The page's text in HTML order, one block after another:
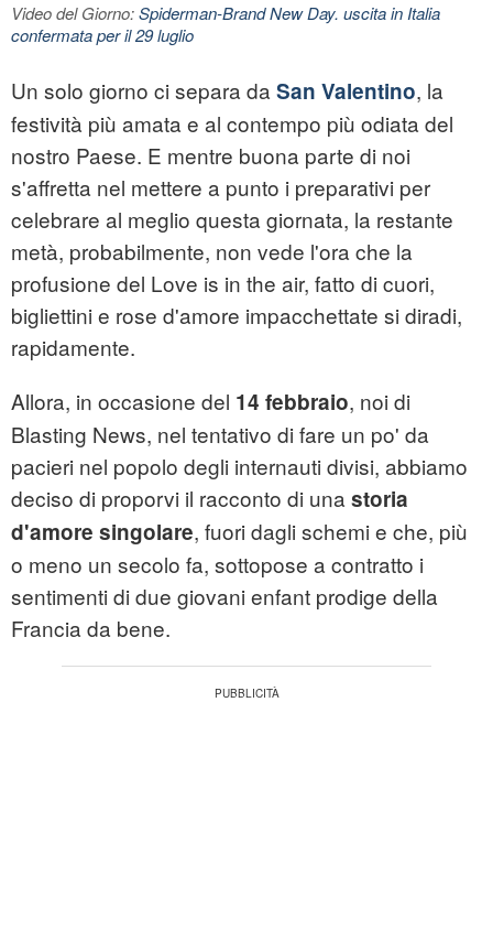
Video del Giorno:Spiderman-Brand New Day. uscita in Italia
confermata per il 29 luglio
Un solo giorno ci separa da San Valentino, la
festività più amata e al contempo più odiata del
nostro Paese. E mentre buona parte di noi
s'affretta nel mettere a punto i preparativi per
celebrare al meglio questa giornata, la restante
metà, probabilmente, non vede l'ora che la
profusione del Love is in the air, fatto di cuori,
bigliettini e rose d'amore impacchettate si diradi,
rapidamente.
Allora, in occasione del 14 febbraio, noi di
Blasting News, nel tentativo di fare un po' da
pacieri nel popolo degli internauti divisi, abbiamo
deciso di proporvi il racconto di una storia
d'amore singolare, fuori dagli schemi e che, più
o meno un secolo fa, sottopose a contratto i
sentimenti di due giovani enfant prodige della
Francia da bene.